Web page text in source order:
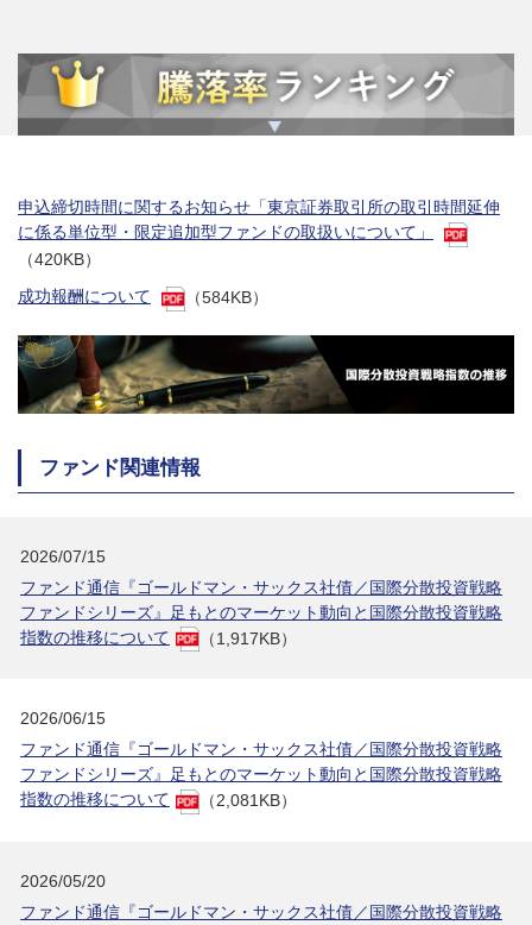
申込締切時間に関するお知らせ「東京証券取引所の取引時間延伸
に係る単位型・限定追加型ファンドの取扱いについて」
（420KB）
成功報酬について
（584KB）
ファンド関連情報
2026/07/15
ファンド通信『ゴールドマン・サックス社債／国際分散投資戦略
ファンドシリーズ』足もとのマーケット動向と国際分散投資戦略
指数の推移について
（1,917KB）
2026/06/15
ファンド通信『ゴールドマン・サックス社債／国際分散投資戦略
ファンドシリーズ』足もとのマーケット動向と国際分散投資戦略
指数の推移について
（2,081KB）
2026/05/20
ファンド通信『ゴールドマン・サックス社債／国際分散投資戦略